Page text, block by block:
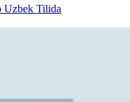
Uzbek Tilida